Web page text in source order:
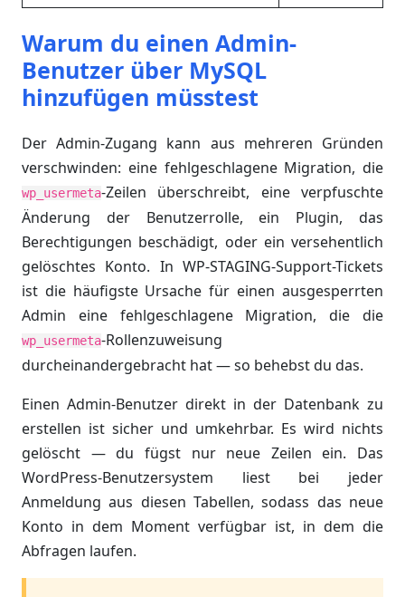
Warum du einen Admin-
Benutzer über MySQL
hinzufügen müsstest
Der Admin-Zugang kann aus mehreren Gründen
verschwinden: eine fehlgeschlagene Migration, die
wp_usermeta-Zeilen überschreibt, eine verpfuschte
Änderung der Benutzerrolle, ein Plugin, das
Berechtigungen beschädigt, oder ein versehentlich
gelöschtes Konto. In WP-STAGING-Support-Tickets
ist die häufigste Ursache für einen ausgesperrten
Admin eine fehlgeschlagene Migration, die die
wp_usermeta-Rollenzuweisung
durcheinandergebracht hat — so behebst du das.
Einen Admin-Benutzer direkt in der Datenbank zu
erstellen ist sicher und umkehrbar. Es wird nichts
gelöscht — du fügst nur neue Zeilen ein. Das
WordPress-Benutzersystem liest bei jeder
Anmeldung aus diesen Tabellen, sodass das neue
Konto in dem Moment verfügbar ist, in dem die
Abfragen laufen.